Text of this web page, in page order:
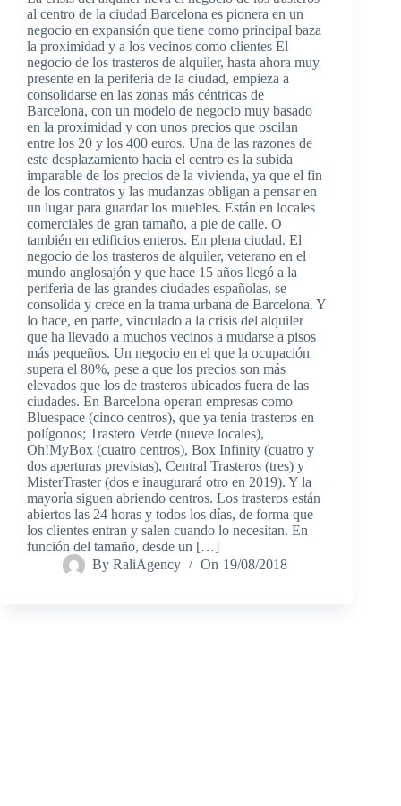
al centro de la ciudad Barcelona es pionera en un
negocio en expansión que tiene como principal baza
la proximidad y a los vecinos como clientes El
negocio de los trasteros de alquiler, hasta ahora muy
presente en la periferia de la ciudad, empieza a
consolidarse en las zonas más céntricas de
Barcelona, con un modelo de negocio muy basado
en la proximidad y con unos precios que oscilan
entre los 20 y los 400 euros. Una de las razones de
este desplazamiento hacia el centro es la subida
imparable de los precios de la vivienda, ya que el fin
de los contratos y las mudanzas obligan a pensar en
un lugar para guardar los muebles. Están en locales
comerciales de gran tamaño, a pie de calle. O
también en edificios enteros. En plena ciudad. El
negocio de los trasteros de alquiler, veterano en el
mundo anglosajón y que hace 15 años llegó a la
periferia de las grandes ciudades españolas, se
consolida y crece en la trama urbana de Barcelona. Y
lo hace, en parte, vinculado a la crisis del alquiler
que ha llevado a muchos vecinos a mudarse a pisos
más pequeños. Un negocio en el que la ocupación
supera el 80%, pese a que los precios son más
elevados que los de trasteros ubicados fuera de las
ciudades. En Barcelona operan empresas como
Bluespace (cinco centros), que ya tenía trasteros en
polígonos; Trastero Verde (nueve locales),
Oh!MyBox (cuatro centros), Box Infinity (cuatro y
dos aperturas previstas), Central Trasteros (tres) y
MisterTraster (dos e inaugurará otro en 2019). Y la
mayoría siguen abriendo centros. Los trasteros están
abiertos las 24 horas y todos los días, de forma que
los clientes entran y salen cuando lo necesitan. En
función del tamaño, desde un […]
By RaliAgency On 19/08/2018